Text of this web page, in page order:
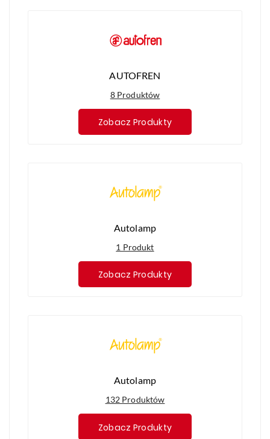
AUTOFREN
8 Produktów
Zobacz Produkty
Autolamp
1 Produkt
Zobacz Produkty
Autolamp
132 Produktów
Zobacz Produkty